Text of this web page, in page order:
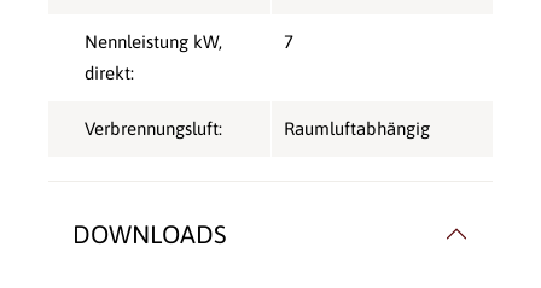
Nennleistung kW,
direkt:
7
Verbrennungsluft: Raumluftabhängig
DOWNLOADS